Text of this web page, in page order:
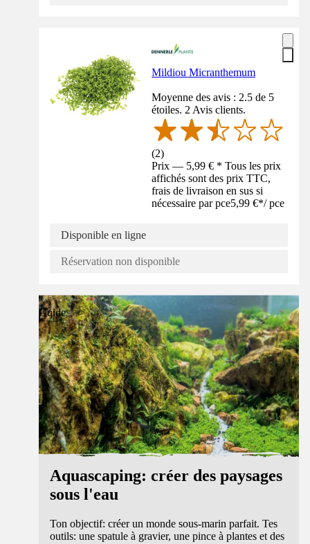
Mildiou Micranthemum
Moyenne des avis : 2.5 de 5
étoiles. 2 Avis clients.
(2)
Prix — 5,99 € * Tous les prix
affichés sont des prix TTC,
frais de livraison en sus si
nécessaire par pce5,99 €*/ pce
Disponible en ligne
Réservation non disponible
Guide
Aquascaping: créer des paysages
sous l'eau
Ton objectif: créer un monde sous-marin parfait. Tes
outils: une spatule à gravier, une pince à plantes et des